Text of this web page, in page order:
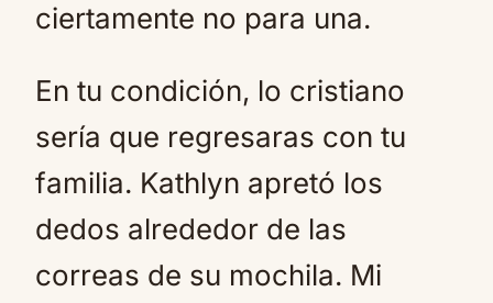
ciertamente no para una.
En tu condición, lo cristiano
sería que regresaras con tu
familia. Kathlyn apretó los
dedos alrededor de las
correas de su mochila. Mi